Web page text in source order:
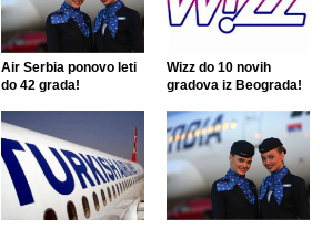
Air Serbia ponovo leti
do 42 grada!
Wizz do 10 novih
gradova iz Beograda!